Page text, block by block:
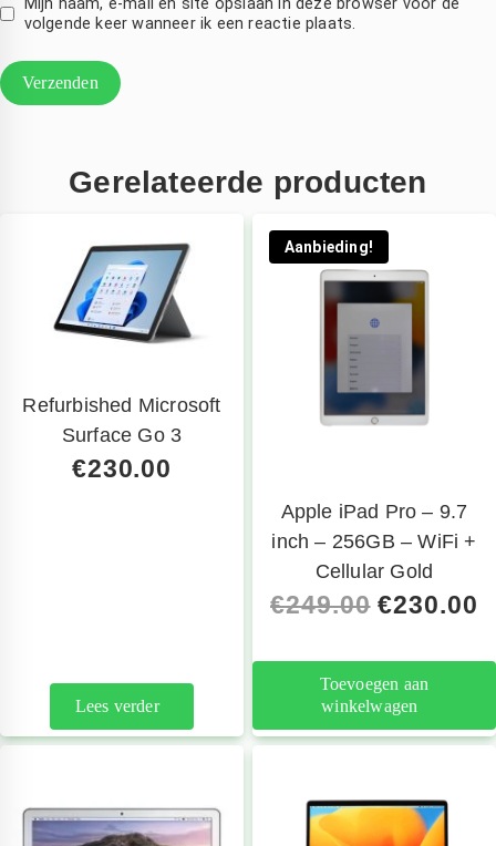
volgende keer wanneer ik een reactie plaats.
Gerelateerde producten
Refurbished Microsoft
Surface Go 3
€230.00
Lees verder
Aanbieding!
Apple iPad Pro – 9.7
inch – 256GB – WiFi +
Cellular Gold
€249.00 €230.00
Toevoegen aan
winkelwagen
.dank